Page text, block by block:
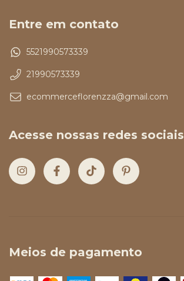
Entre em contato
5521990573339
21990573339
ecommerceflorenzza@gmail.com
Acesse nossas redes sociais
Meios de pagamento